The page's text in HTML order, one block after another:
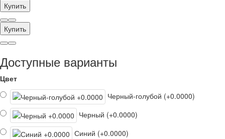
Купить
Купить
Доступные варианты
Цвет
Черный-голубой (+0.0000)
Черный (+0.0000)
Синий (+0.0000)